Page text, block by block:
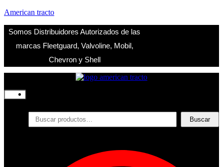
American tracto
Somos Distribuidores Autorizados de las
marcas Fleetguard, Valvoline, Mobil,
Chevron y Shell
Productos
Filtros
Buscar